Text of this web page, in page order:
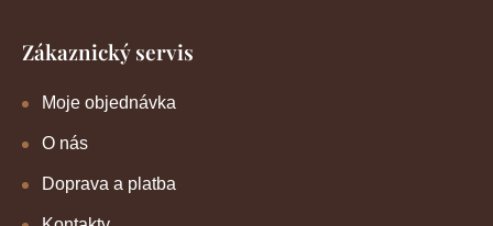
Zákaznický servis
Moje objednávka
O nás
Doprava a platba